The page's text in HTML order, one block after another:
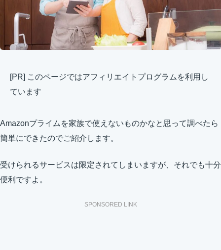
[PR] このページではアフィリエイトプログラムを利用し
ています
Amazonプライムを家族で使えないものかなと思って調べたら
簡単にできたのでご紹介します。
受けられるサービスは限定されてしまいますが、それでも十分
便利ですよ。
SPONSORED LINK